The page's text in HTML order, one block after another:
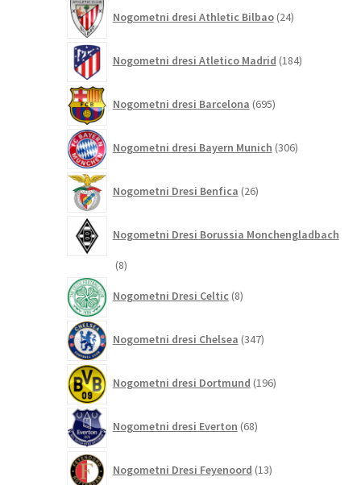
Nogometni dresi Athletic Bilbao 24izdelkov
Nogometni dresi Atletico Madrid 184izdelkov
Nogometni dresi Barcelona 695izdelkov
Nogometni dresi Bayern Munich 306izdelkov
Nogometni Dresi Benfica 26izdelkov
Nogometni Dresi Borussia Monchengladbach
88
Nogometni Dresi Celtic 8izdelkov
Nogometni dresi Chelsea 347izdelkov
Nogometni dresi Dortmund 196izdelkov
Nogometni dresi Everton 68izdelkov
Nogometni Dresi Feyenoord 13izdelkov